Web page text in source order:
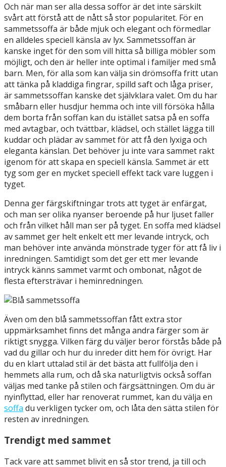
Och när man ser alla dessa soffor är det inte särskilt
svårt att förstå att de nått så stor popularitet. För en
sammetssoffa är både mjuk och elegant och förmedlar
en alldeles speciell känsla av lyx. Sammetssoffan är
kanske inget för den som vill hitta så billiga möbler som
möjligt, och den är heller inte optimal i familjer med små
barn. Men, för alla som kan välja sin drömsoffa fritt utan
att tänka på kladdiga fingrar, spilld saft och låga priser,
är sammetssoffan kanske det självklara valet. Om du har
småbarn eller husdjur hemma och inte vill försöka hålla
dem borta från soffan kan du istället satsa på en soffa
med avtagbar, och tvättbar, klädsel, och stället lägga till
kuddar och plädar av sammet för att få den lyxiga och
eleganta känslan. Det behöver ju inte vara sammet rakt
igenom för att skapa en speciell känsla. Sammet är ett
tyg som ger en mycket speciell effekt tack vare luggen i
tyget.
Denna ger färgskiftningar trots att tyget är enfärgat,
och man ser olika nyanser beroende på hur ljuset faller
och från vilket håll man ser på tyget. En soffa med klädsel
av sammet ger helt enkelt ett mer levande intryck, och
man behöver inte använda mönstrade tyger för att få liv i
inredningen. Samtidigt som det ger ett mer levande
intryck känns sammet varmt och ombonat, något de
flesta eftersträvar i heminredningen.
Även om den blå sammetssoffan fått extra stor
uppmärksamhet finns det många andra färger som är
riktigt snygga. Vilken färg du väljer beror förstås både på
vad du gillar och hur du inreder ditt hem för övrigt. Har
du en klart uttalad stil är det bästa att fullfölja den i
hemmets alla rum, och då ska naturligtvis också soffan
väljas med tanke på stilen och färgsättningen. Om du är
nyinflyttad, eller har renoverat rummet, kan du välja en
soffa du verkligen tycker om, och låta den sätta stilen för
resten av inredningen.
Trendigt med sammet
Tack vare att sammet blivit en så stor trend, ja till och